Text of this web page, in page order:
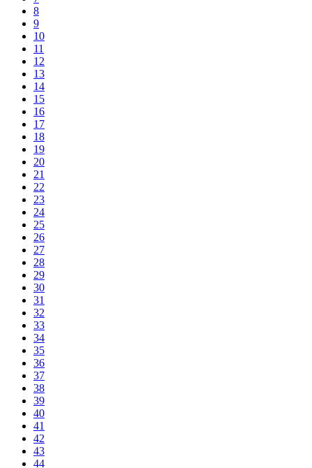
8
9
10
11
12
13
14
15
16
17
18
19
20
21
22
23
24
25
26
27
28
29
30
31
32
33
34
35
36
37
38
39
40
41
42
43
44